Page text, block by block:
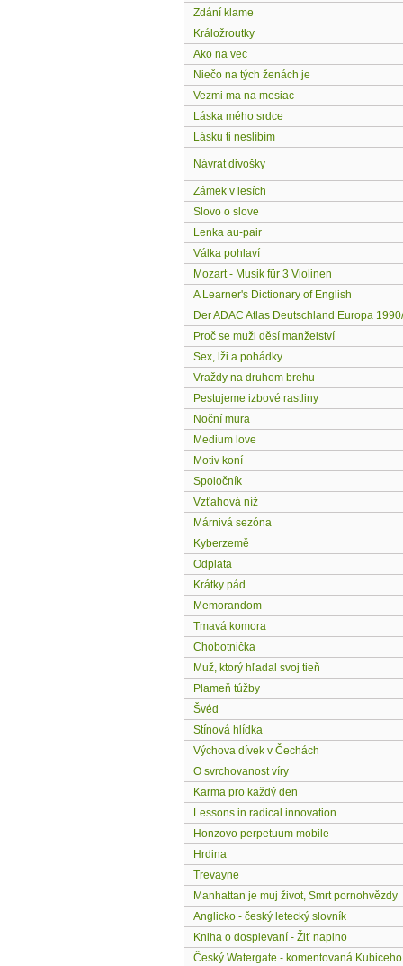
Zdání klame
Králožroutky
Ako na vec
Niečo na tých ženách je
Vezmi ma na mesiac
Láska mého srdce
Lásku ti neslíbím
Návrat divošky
Zámek v lesích
Slovo o slove
Lenka au-pair
Válka pohlaví
Mozart - Musik für 3 Violinen
A Learner's Dictionary of English
Der ADAC Atlas Deutschland Europa
Proč se muži děsí manželství
Sex, lži a pohádky
Vraždy na druhom brehu
Pestujeme izbové rastliny
Noční mura
Medium love
Motiv koní
Spoločník
Vzťahová níž
Márnivá sezóna
Kyberzemě
Odplata
Krátky pád
Memorandom
Tmavá komora
Chobotnička
Muž, ktorý hľadal svoj tieň
Plameň túžby
Švéd
Stínová hlídka
Výchova dívek v Čechách
O svrchovanost víry
Karma pro každý den
Lessons in radical innovation
Honzovo perpetuum mobile
Hrdina
Trevayne
Manhattan je muj život, Smrt pornohvězdy
Anglicko - český letecký slovník
Kniha o dospievaní - Žiť naplno
Český Watergate - komentovaná